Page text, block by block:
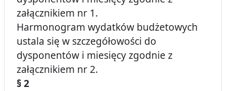
załącznikiem nr 1.
Harmonogram wydatków budżetowych
ustala się w szczegółowości do
dysponentów i miesięcy zgodnie z
załącznikiem nr 2.
§ 2